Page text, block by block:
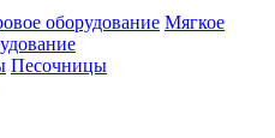
Мягкое
Песочницы